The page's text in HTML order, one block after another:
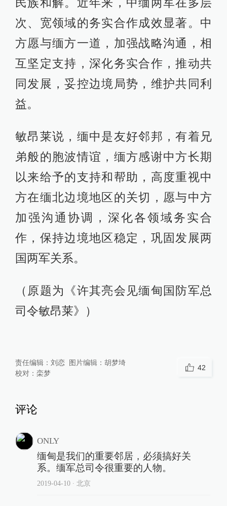
次、宽领域的务实合作成效显著。中
方愿与缅方一道，加强战略沟通，相
互坚定支持，深化务实合作，推动共
同发展，妥控边境局势，维护共同利
益。
敏昂莱说，缅中是友好邻邦，有着兄
弟般的胞波情谊，缅方感谢中方长期
以来给予的支持和帮助，高度重视中
方在缅北边境地区的关切，愿与中方
加强沟通协调，深化各领域务实合
作，保持边境地区稳定，巩固发展两
国两军关系。
（原题为《许其亮会见缅甸国防军总
司令敏昂莱》）
责任编辑： 刘恋 图片编辑： 胡梦埼
校对： 栾梦
42
评论
ONLY
缅甸是我们的重要邻居，必须搞好关
系。缅军总司令很重要的人物。
2019-04-10∙ 北京